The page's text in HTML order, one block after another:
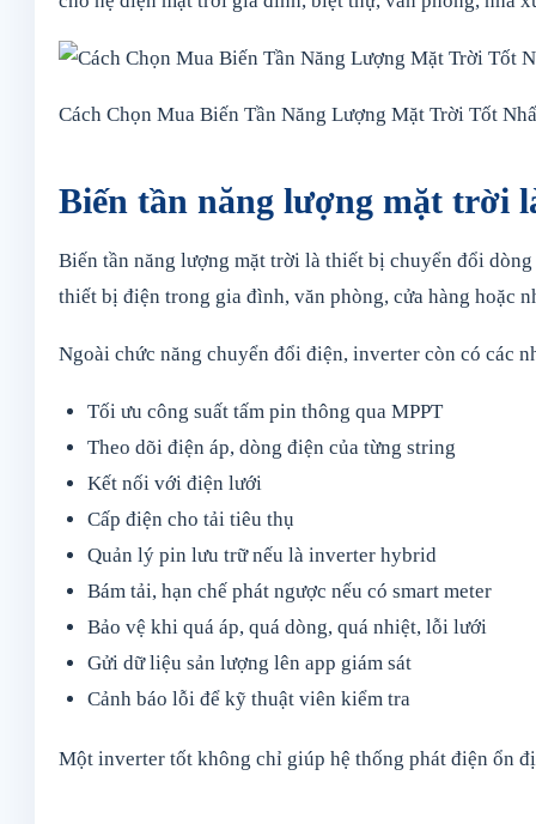
Cách Chọn Mua Biến Tần Năng Lượng Mặt Trời Tốt
Biến tần năng lượng mặt trời
Biến tần năng lượng mặt trời là thiết bị chuyển đổi
thiết bị điện trong gia đình, văn phòng, cửa hàng hoặc
Ngoài chức năng chuyển đổi điện, inverter còn có các
Tối ưu công suất tấm pin thông qua MPPT
Theo dõi điện áp, dòng điện của từng string
Kết nối với điện lưới
Cấp điện cho tải tiêu thụ
Quản lý pin lưu trữ nếu là inverter hybrid
Bám tải, hạn chế phát ngược nếu có smart meter
Bảo vệ khi quá áp, quá dòng, quá nhiệt, lỗi lưới
Gửi dữ liệu sản lượng lên app giám sát
Cảnh báo lỗi để kỹ thuật viên kiểm tra
Một inverter tốt không chỉ giúp hệ thống phát điện ổn